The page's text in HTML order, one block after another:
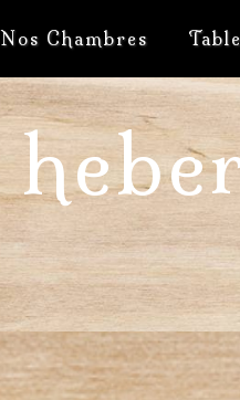
Nos Chambres